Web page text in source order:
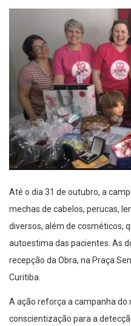
Até o dia 31 de outubro, a
mechas de cabelos, perucas,
diversos, além de cosméticos,
autoestima das pacientes. As
recepção da Obra, na Praça
Curitiba.
A ação reforça a campanha
conscientização para a